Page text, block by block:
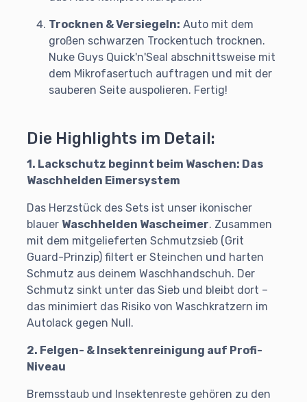
Trocknen & Versiegeln: Auto mit dem
großen schwarzen Trockentuch trocknen.
Nuke Guys Quick'n'Seal abschnittsweise mit
dem Mikrofasertuch auftragen und mit der
sauberen Seite auspolieren. Fertig!
Die Highlights im Detail:
1. Lackschutz beginnt beim Waschen: Das
Waschhelden Eimersystem
Das Herzstück des Sets ist unser ikonischer
blauer Waschhelden Wascheimer. Zusammen
mit dem mitgelieferten Schmutzsieb (Grit
Guard-Prinzip) filtert er Steinchen und harten
Schmutz aus deinem Waschhandschuh. Der
Schmutz sinkt unter das Sieb und bleibt dort –
das minimiert das Risiko von Waschkratzern im
Autolack gegen Null.
2. Felgen- & Insektenreinigung auf Profi-
Niveau
Bremsstaub und Insektenreste gehören zu den